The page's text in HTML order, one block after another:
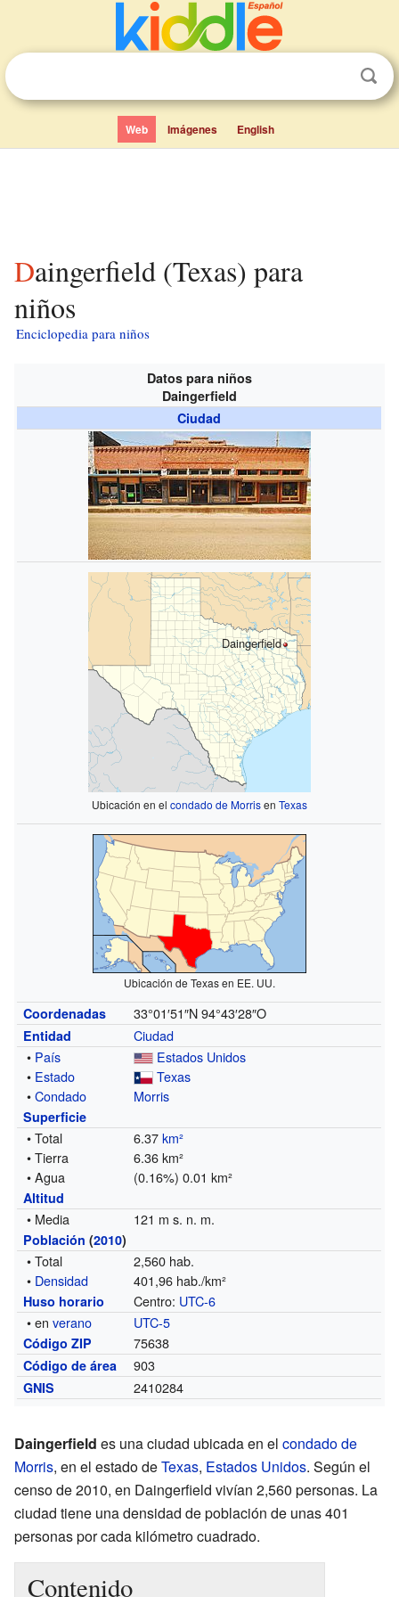
Web Imágenes English
Daingerfield (Texas) para
niños
Enciclopedia para niños
Datos para niños
Daingerfield
Ciudad
Daingerfield
Ubicación en el condado de Morrisen Texas
Ubicación de Texas en EE. UU.
Coordenadas 33°01′51″N 94°43′28″O
Entidad
Ciudad
• País
Estados Unidos
• Estado
Texas
•Condado Morris
Superficie
• Total 6.37km²
• Tierra
6.36 km²
• Agua
(0.16%) 0.01 km²
Altitud
• Media 121 m s. n. m.
Población (2010)
• Total
2,560 hab.
• Densidad 401,96 hab./km²
Huso horario Centro: UTC-6
• enverano UTC-5
Código ZIP 75638
Código de área 903
GNIS 2410284
Daingerfield es una ciudad ubicada en el condado de
Morris, en el estado deTexas, Estados Unidos. Según el
censo de 2010, en Daingerfield vivían 2,560 personas. La
ciudad tiene una densidad de población de unas 401
personas por cada kilómetro cuadrado.
Contenido